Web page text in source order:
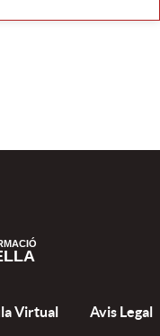
Virtual Avis Legal